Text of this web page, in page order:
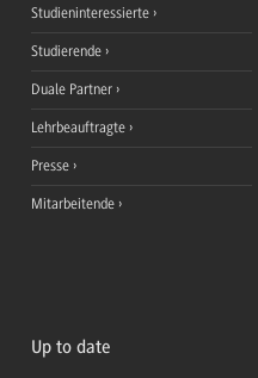
Studieninteressierte
Studierende
Duale Partner
Lehrbeauftragte
Presse
Mitarbeitende
Up to date